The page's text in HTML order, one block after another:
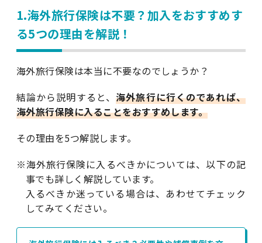
1.海外旅行保険は不要？加入をおすすめす
る5つの理由を解説！
海外旅行保険は本当に不要なのでしょうか？
結論から説明すると、海外旅行に行くのであれば、
海外旅行保険に入ることをおすすめします。
その理由を5つ解説します。
※海外旅行保険に入るべきかについては、以下の記
事でも詳しく解説しています。
入るべきか迷っている場合は、あわせてチェック
してみてください。